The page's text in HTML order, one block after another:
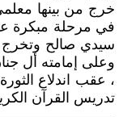
خرج من بينها
في مرحلة مبكرة
سيدي صالح وتخرج
وعلى إمامته أل
، عقب اندلاع
تدريس القرآن الكريم إلى